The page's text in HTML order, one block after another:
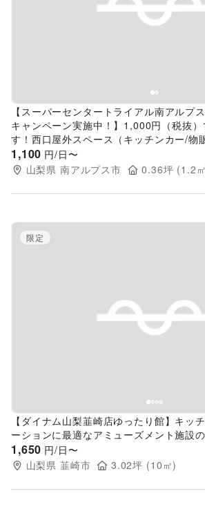
Previous slide
【スーパーセンタートライアル南アルプ
キャンペーン実施中！】1,000円（税抜）
す！西口屋外スペース（キッチンカー/物
1,100 円/日〜
山梨県 南アルプス市 0.36坪 (1.2
Previous slide
限定
【ダイナム山梨韮崎店ゆったり館】キッ
ーションに最適なアミューズメント施設
1,650 円/日〜
山梨県 韮崎市 3.02坪 (10 ㎡)